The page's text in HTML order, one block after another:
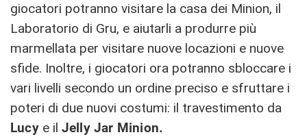
giocatori potranno visitare la casa dei Minion, il
Laboratorio di Gru, e aiutarli a produrre più
marmellata per visitare nuove locazioni e nuove
sfide. Inoltre, i giocatori ora potranno sbloccare i
vari livelli secondo un ordine preciso e sfruttare i
poteri di due nuovi costumi: il travestimento da
Lucye il Jelly Jar Minion.